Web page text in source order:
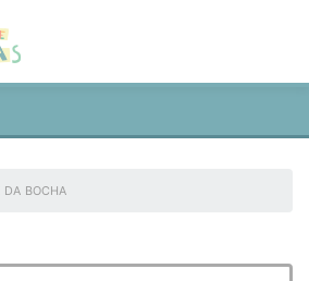
DA BOCHA